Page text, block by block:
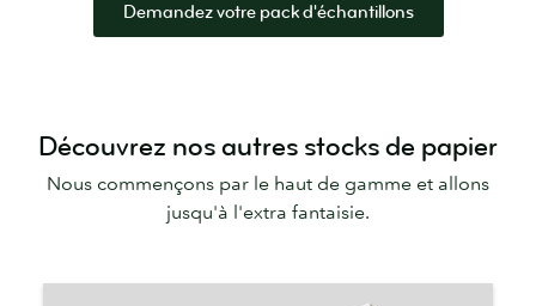
Demandez votre pack d'échantillons
Découvrez nos autres stocks de papier
Nous commençons par le haut de gamme et allons
jusqu'à l'extra fantaisie.